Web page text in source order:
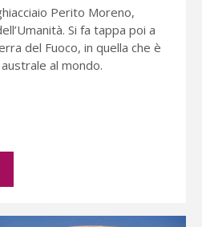
Perito Moreno,
Si fa tappa poi a
del Fuoco, in quella che è
al mondo.